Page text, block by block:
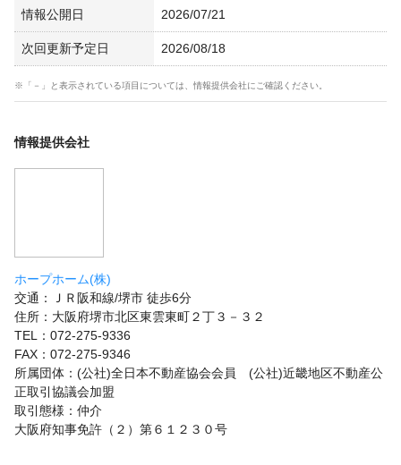
情報公開日 2026/07/21
次回更新予定日 2026/08/18
※「－」と表示されている項目については、情報提供会社にご確認ください。
情報提供会社
ホープホーム(株)
交通：ＪＲ阪和線/堺市 徒歩6分
住所：大阪府堺市北区東雲東町２丁３－３２
TEL：072-275-9336
FAX：072-275-9346
所属団体：(公社)全日本不動産協会会員 (公社)近畿地区不動産公
正取引協議会加盟
取引態様：仲介
大阪府知事免許（２）第６１２３０号